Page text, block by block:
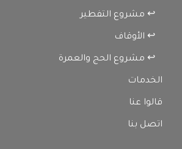
↩ مشروع التفطير
↩ الأوقاف
↩ مشروع الحج والعمرة
الخدمات
قالوا عنا
اتصل بنا